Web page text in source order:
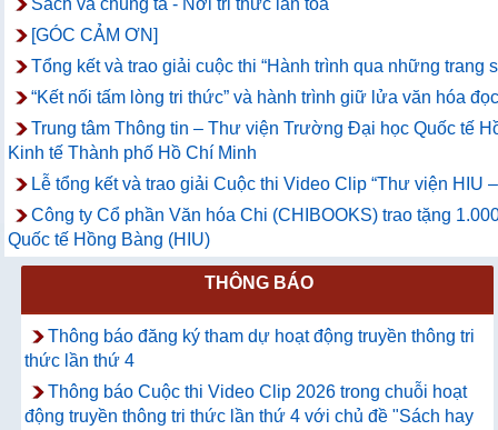
Sách và chúng ta - Nơi tri thức lan tỏa
[GÓC CẢM ƠN]
Tổng kết và trao giải cuộc thi “Hành trình qua những trang
“Kết nối tấm lòng tri thức” và hành trình giữ lửa văn hóa
Trung tâm Thông tin – Thư viện Trường Đại học Quốc tế
Kinh tế Thành phố Hồ Chí Minh
Lễ tổng kết và trao giải Cuộc thi Video Clip “Thư viện HIU
Công ty Cổ phần Văn hóa Chi (CHIBOOKS) trao tặng
Quốc tế Hồng Bàng (HIU)
THÔNG BÁO
Thông báo đăng ký tham dự hoạt động truyền thông tri
thức lần thứ 4
Thông báo Cuộc thi Video Clip 2026 trong chuỗi hoạt
động truyền thông tri thức lần thứ 4 với chủ đề "Sách hay